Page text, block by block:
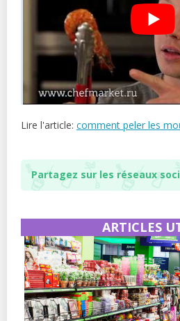
Lire l'article: comment peler les
Partagez sur les réseaux
ARTICLES